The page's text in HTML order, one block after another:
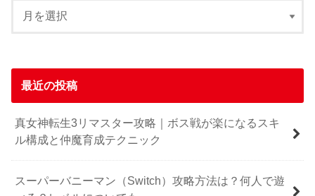
最近の投稿
真女神転生3リマスター攻略｜ボス戦が楽になるスキ
ル構成と仲魔育成テクニック
スーパーバニーマン（Switch）攻略方法は？何人で遊